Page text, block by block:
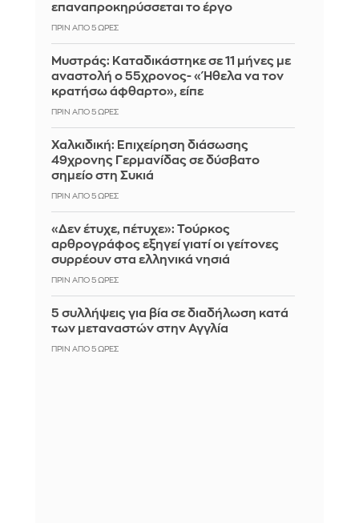
επαναπροκηρύσσεται το έργο
ΠΡΙΝ ΑΠΌ 5 ΏΡΕΣ
Μυστράς: Καταδικάστηκε σε 11 μήνες με
αναστολή ο 55χρονος- «Ήθελα να τον
κρατήσω άφθαρτο», είπε
ΠΡΙΝ ΑΠΌ 5 ΏΡΕΣ
Χαλκιδική: Επιχείρηση διάσωσης
49χρονης Γερμανίδας σε δύσβατο
σημείο στη Συκιά
ΠΡΙΝ ΑΠΌ 5 ΏΡΕΣ
«Δεν έτυχε, πέτυχε»: Τούρκος
αρθρογράφος εξηγεί γιατί οι γείτονες
συρρέουν στα ελληνικά νησιά
ΠΡΙΝ ΑΠΌ 5 ΏΡΕΣ
5 συλλήψεις για βία σε διαδήλωση κατά
των μεταναστών στην Αγγλία
ΠΡΙΝ ΑΠΌ 5 ΏΡΕΣ